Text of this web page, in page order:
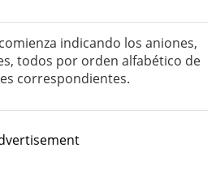
indicando los aniones,
todos por orden alfabético de
correspondientes.